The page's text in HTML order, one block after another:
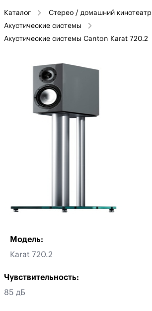
Каталог
Стерео / домашний кинотеатр
Акустические системы
Акустические системы Canton Karat 720.2
Модель:
Karat 720.2
Чувствительность:
85 дБ